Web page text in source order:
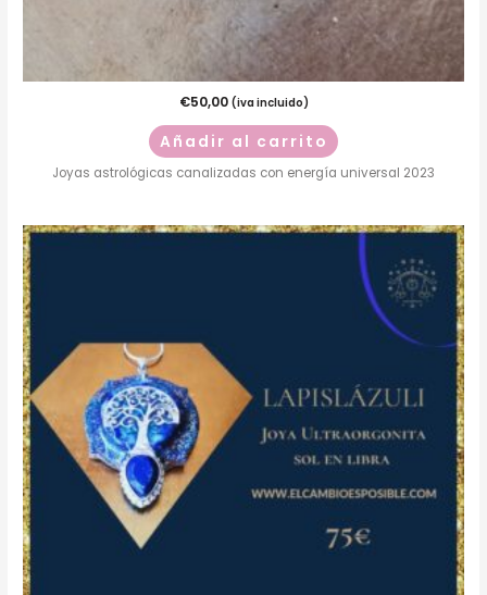
€50,00 (iva incluido)
Añadir al carrito
Joyas astrológicas canalizadas con energía universal 2023